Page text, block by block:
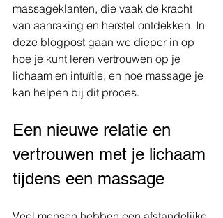
massageklanten, die vaak de kracht
van aanraking en herstel ontdekken. In
deze blogpost gaan we dieper in op
hoe je kunt leren vertrouwen op je
lichaam en intuïtie, en hoe massage je
kan helpen bij dit proces.
Een nieuwe relatie en
vertrouwen met je lichaam
tijdens een massage